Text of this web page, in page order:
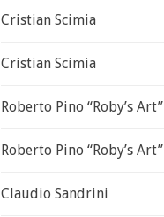
Cristian Scimia
Cristian Scimia
Roberto Pino “Roby’s Art”
Roberto Pino “Roby’s Art”
Claudio Sandrini